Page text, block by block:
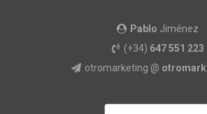
Pablo Jiménez
(+34) 647 551 223
otromarketing @